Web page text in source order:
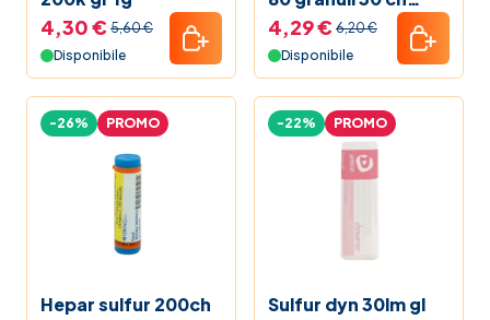
4,30 € 5,60 €
Disponibile
contenitore
multidose
4,29 € 6,20 €
Disponibile
Hepar sulfur 200ch
-26% PROMO
Sulfur dyn 30lm gl
-22% PROMO